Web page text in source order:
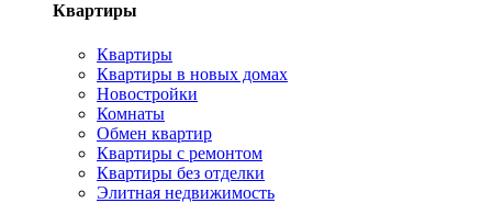
Квартиры
Квартиры
Квартиры в новых домах
Новостройки
Комнаты
Обмен квартир
Квартиры с ремонтом
Квартиры без отделки
Элитная недвижимость